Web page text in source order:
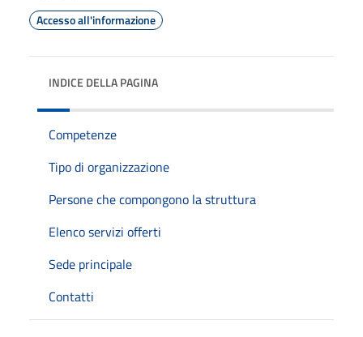
Accesso all'informazione
INDICE DELLA PAGINA
Competenze
Tipo di organizzazione
Persone che compongono la struttura
Elenco servizi offerti
Sede principale
Contatti